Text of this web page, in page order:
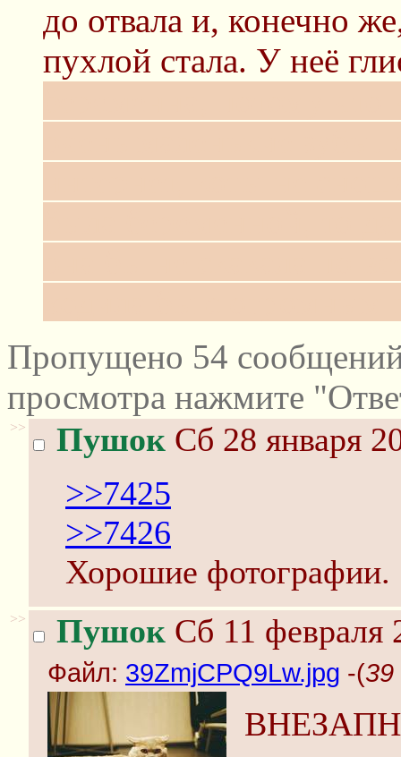
до отвала и, конечно
пухлой стала. У неё
Пропущено 54
просмотра нажмите
>> Пушок Сб 28 января
>>7425
>>7426
Хорошие фотографии.
>> Пушок Сб 11 февраля
Файл: 39ZmjCPQ9Lw.jpg -(39